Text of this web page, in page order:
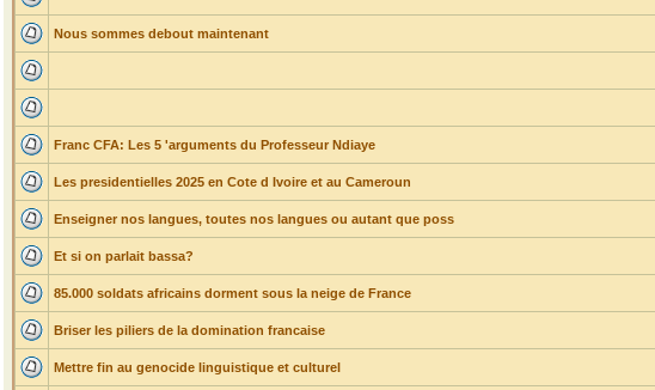
Nous sommes debout maintenant
Franc CFA: Les 5 'arguments du Professeur Ndiaye
Les presidentielles 2025 en Cote d Ivoire et au Cameroun
Enseigner nos langues, toutes nos langues ou autant que poss
Et si on parlait bassa?
85.000 soldats africains dorment sous la neige de France
Briser les piliers de la domination francaise
Mettre fin au genocide linguistique et culturel